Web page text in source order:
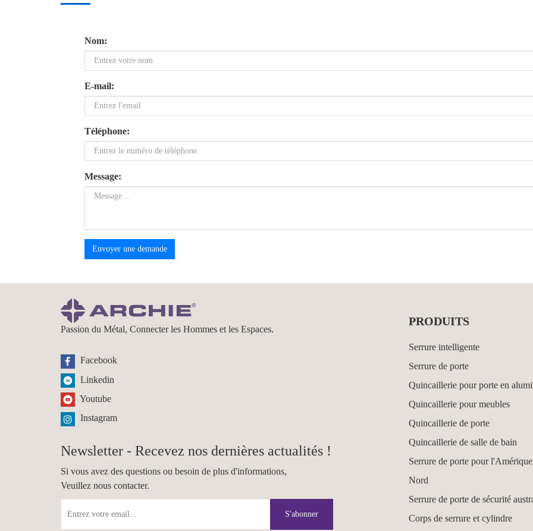
Nom:
E-mail:
Téléphone:
Message:
Envoyer une demande
Passion du Métal, Connecter les Hommes et les Espaces.
Facebook
Linkedin
Youtube
Instagram
Newsletter - Recevez nos dernières actualités !
Si vous avez des questions ou besoin de plus d'informations,
Veuillez nous contacter.
S'abonner
PRODUITS
Serrure intelligente
Serrure de porte
Quincaillerie pour porte en
Quincaillerie pour meubles
Quincaillerie de porte
Quincaillerie de salle de bain
Serrure de porte pour
Nord
Serrure de porte de sécurité
Corps de serrure et cylindre